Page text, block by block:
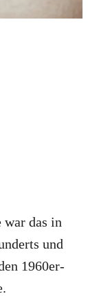
war das in
und
1960er-